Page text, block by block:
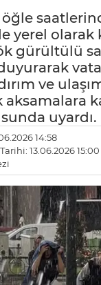
öğle
yerel olarak
gürültülü
ve
aksamalara
uyardı.
14:58
13.06.2026 15:00